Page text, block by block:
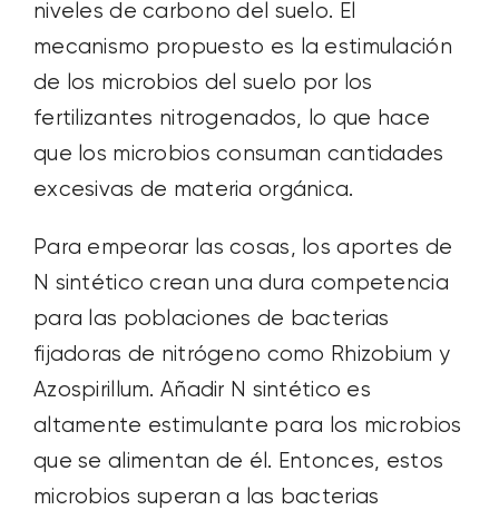
niveles de carbono del suelo. El
mecanismo propuesto es la estimulación
de los microbios del suelo por los
fertilizantes nitrogenados, lo que hace
que los microbios consuman cantidades
excesivas de materia orgánica.
Para empeorar las cosas, los aportes de
N sintético crean una dura competencia
para las poblaciones de bacterias
fijadoras de nitrógeno como Rhizobium y
Azospirillum. Añadir N sintético es
altamente estimulante para los microbios
que se alimentan de él. Entonces, estos
microbios superan a las bacterias